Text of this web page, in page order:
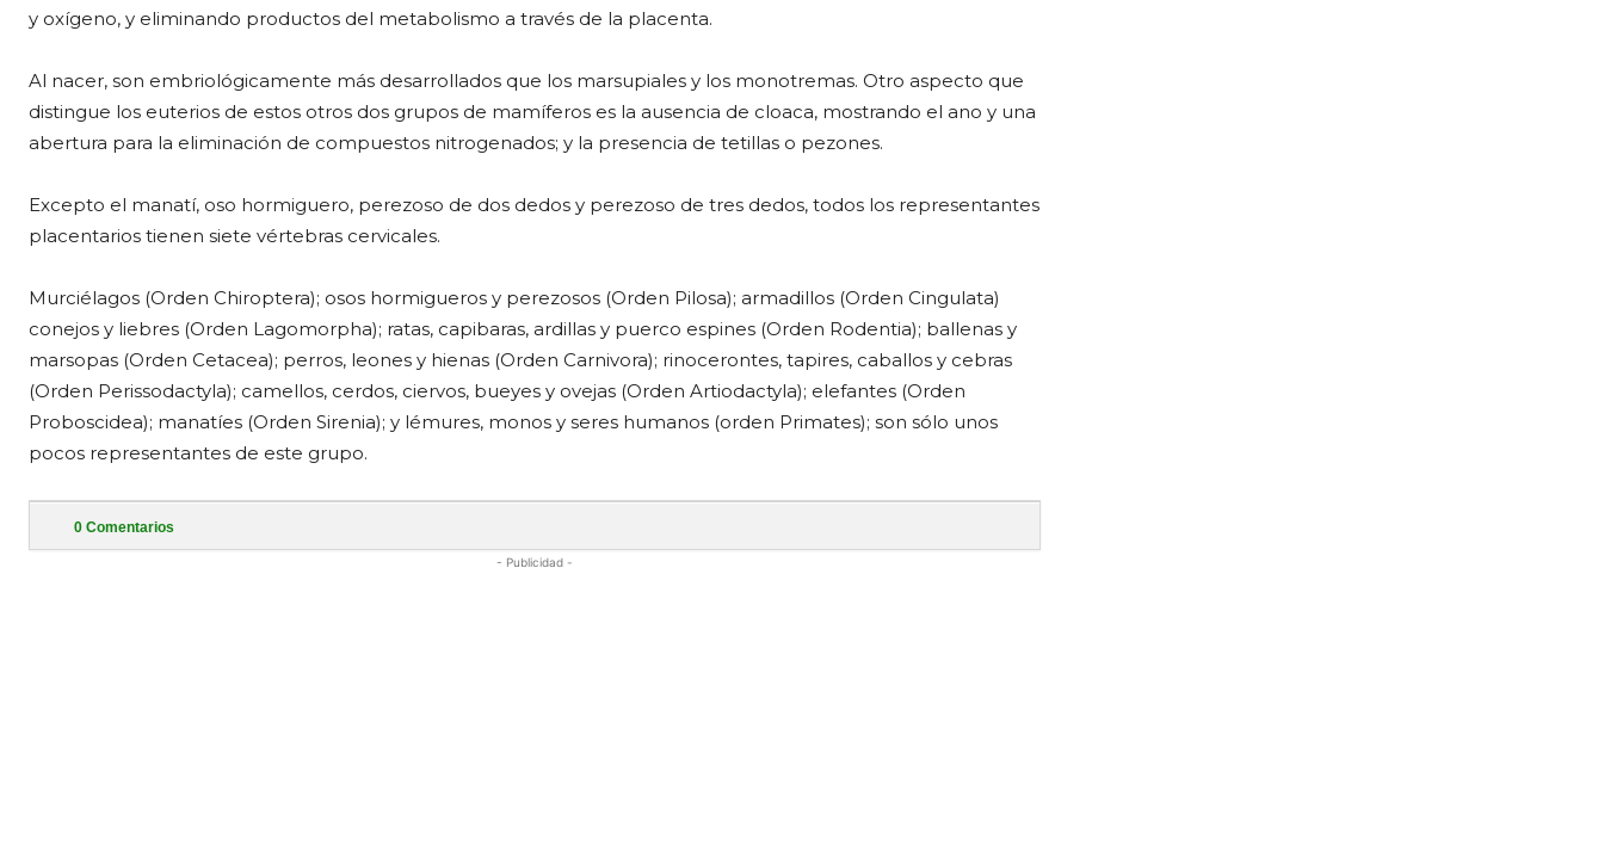
y oxígeno, y eliminando productos del metabolismo a través de la placenta.
Al nacer, son embriológicamente más desarrollados que los marsupiales y los monotremas. Otro aspecto que
distingue los euterios de estos otros dos grupos de mamíferos es la ausencia de cloaca, mostrando el ano y una
abertura para la eliminación de compuestos nitrogenados; y la presencia de tetillas o pezones.
Excepto el manatí, oso hormiguero, perezoso de dos dedos y perezoso de tres dedos, todos los representantes
placentarios tienen siete vértebras cervicales.
Murciélagos (Orden Chiroptera); osos hormigueros y perezosos (Orden Pilosa); armadillos (Orden Cingulata)
conejos y liebres (Orden Lagomorpha); ratas, capibaras, ardillas y puerco espines (Orden Rodentia); ballenas y
marsopas (Orden Cetacea); perros, leones y hienas (Orden Carnivora); rinocerontes, tapires, caballos y cebras
(Orden Perissodactyla); camellos, cerdos, ciervos, bueyes y ovejas (Orden Artiodactyla); elefantes (Orden
Proboscidea); manatíes (Orden Sirenia); y lémures, monos y seres humanos (orden Primates); son sólo unos
pocos representantes de este grupo.
0 Comentarios
- Publicidad -